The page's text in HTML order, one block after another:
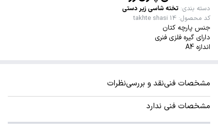
دسته بندی: تخته شاسی زیر دستی
کد محصول:
takhte shasi 14
جنس پارچه کتان
دارای گیره فلزی فنری
اندازه A4
مشخصات فنینقد و بررسینظرات
مشخصات فنی ندارد